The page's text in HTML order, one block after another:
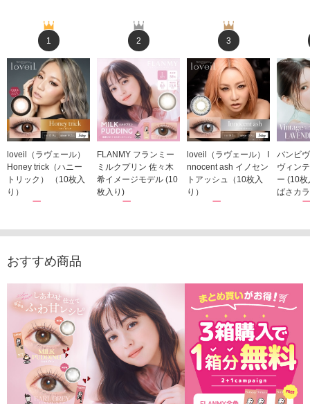
1
loveil（ラヴェール）
Honey trick（ハニー
トリック） （10枚入
り）
1,760円
2
FLANMY フランミー
ミルクプリン 佐々木
希イメージモデル (10
枚入り)
1,815円
3
loveil（ラヴェール） I
nnocent ash イノセン
トアッシュ（10枚入
り）
1,760円
バンビ
ヴィン
ー (10
ばさカ
1,848
おすすめ商品